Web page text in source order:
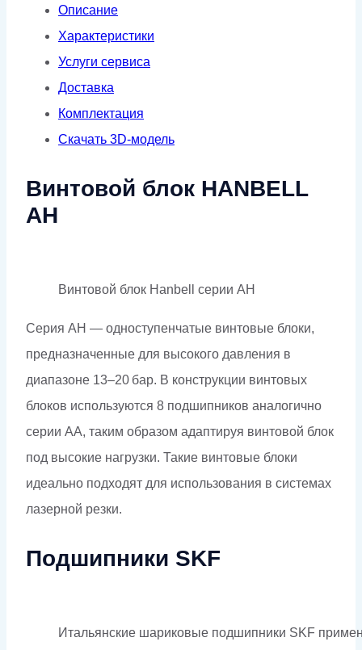
Описание
Характеристики
Услуги сервиса
Доставка
Комплектация
Скачать 3D-модель
Винтовой блок HANBELL
AH
Винтовой блок Hanbell серии AH
Серия AH — одноступенчатые винтовые блоки,
предназначенные для высокого давления в
диапазоне 13–20 бар. В конструкции винтовых
блоков используются 8 подшипников аналогично
серии АА, таким образом адаптируя винтовой блок
под высокие нагрузки. Такие винтовые блоки
идеально подходят для использования в системах
лазерной резки.
Подшипники SKF
Итальянские шариковые подшипники SKF